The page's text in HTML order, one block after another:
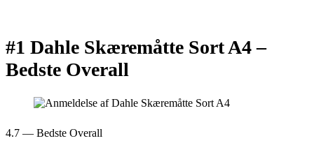
#1 Dahle Skæremåtte Sort A4 –
Bedste Overall
4.7 — Bedste Overall